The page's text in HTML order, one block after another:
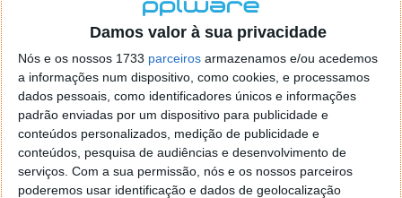
Damos valor à sua privacidade
Nós e os nossos 1733 parceiros armazenamos e/ou acedemos
a informações num dispositivo, como cookies, e processamos
dados pessoais, como identificadores únicos e informações
padrão enviadas por um dispositivo para publicidade e
conteúdos personalizados, medição de publicidade e
conteúdos, pesquisa de audiências e desenvolvimento de
serviços. Com a sua permissão, nós e os nossos parceiros
poderemos usar identificação e dados de geolocalização
Geely E5: o novo SUV 100% elétrico com
arquitetura inteligente
O novoGeely E5é um SUV compacto totalmente
elétrico, construído sobre anova arquitetura
inteligente GEA.